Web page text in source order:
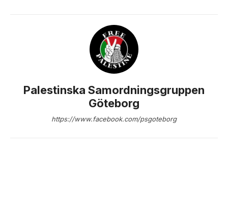
Palestinska Samordningsgruppen
Göteborg
https://www.facebook.com/psgoteborg